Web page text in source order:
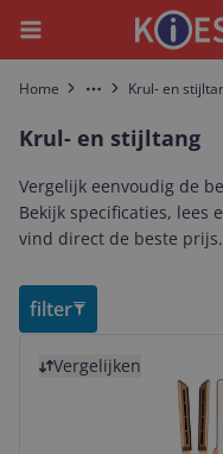
Menu
Home More Krul- en
Krul- en stijltang
Vergelijk eenvoudig de
Bekijk specificaties, lees
vind direct de beste prijs.
filter
Vergelijken